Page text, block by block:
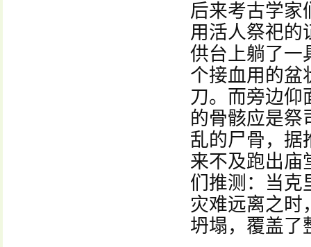
后来考古学家
用活人祭祀的
供台上躺了一
个接血用的盆
刀。而旁边仰
的骨骸应是祭
乱的尸骨，据
来不及跑出庙
们推测：当克
灾难远离之时
坍塌，覆盖了